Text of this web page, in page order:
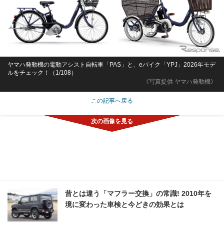
《写真提供 ヤマハ発動機》
ヤマハ発動機の電動アシスト自転車「PAS」と、eバイク「YPJ」2026年モデ
ルをチェック！（1/108）
この記事へ戻る
昔とは違う「マフラー交換」の常識! 2010年を
境に変わった車検と今どきの効果とは